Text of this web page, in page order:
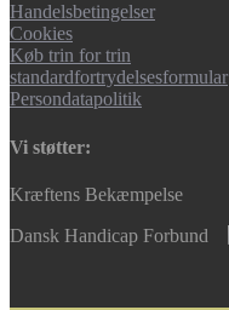
Handelsbetingelser
Cookies
Køb trin for trin
standardfortrydelsesformular
Persondatapolitik
Vi støtter:
Kræftens Bekæmpelse
Dansk Handicap Forbund